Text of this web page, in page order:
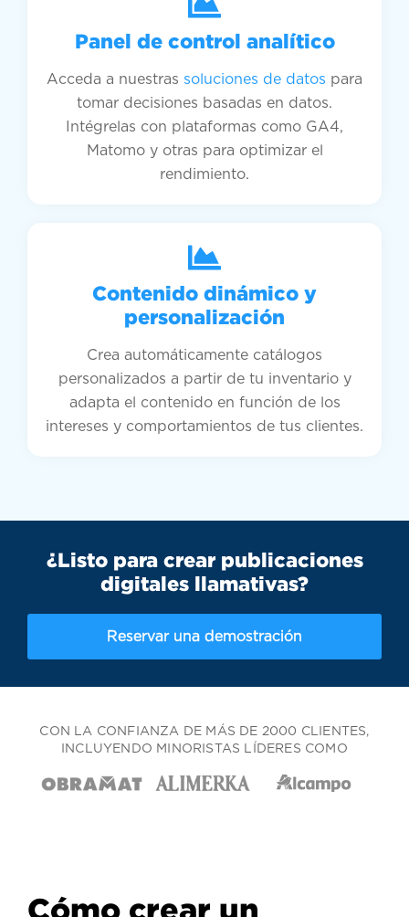
Panel de control analítico
Acceda a nuestras soluciones de datos para
tomar decisiones basadas en datos.
Intégrelas con plataformas como GA4,
Matomo y otras para optimizar el
rendimiento.
Contenido dinámico y
personalización
Crea automáticamente catálogos
personalizados a partir de tu inventario y
adapta el contenido en función de los
intereses y comportamientos de tus clientes.
¿Listo para crear publicaciones
digitales llamativas?
Reservar una demostración
CON LA CONFIANZA DE MÁS DE 2000 CLIENTES,
INCLUYENDO MINORISTAS LÍDERES COMO
Cómo crear un